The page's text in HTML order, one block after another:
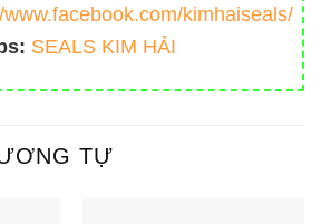
www.facebook.com/kimhaiseals/
SEALS KIM HẢI
TỰ